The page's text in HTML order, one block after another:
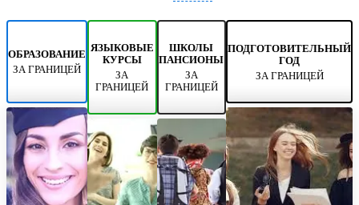
ОБРАЗОВАНИЕ
ЗА ГРАНИЦЕЙ
ЯЗЫКОВЫЕ
КУРСЫ
ЗА
ГРАНИЦЕЙ
ШКОЛЫ
ПАНСИОНЫ
ЗА
ГРАНИЦЕЙ
ПОДГОТОВИТЕЛЬНЫЙ
ГОД
ЗА ГРАНИЦЕЙ